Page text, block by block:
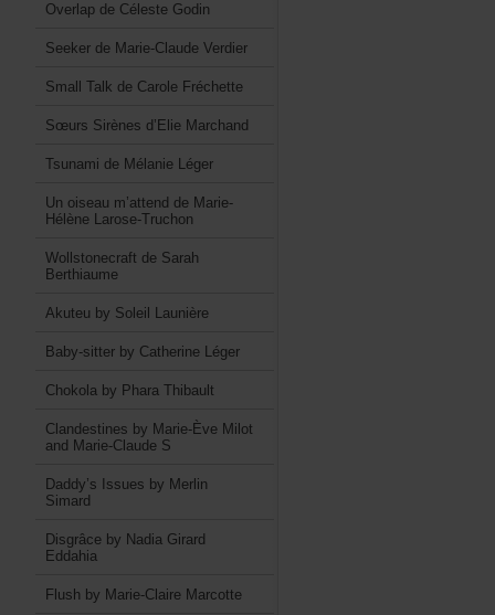
OverlapdeCélesteGodin
SeekerdeMarie-ClaudeVerdier
SmallTalkdeCaroleFréchette
SœursSirènesd’ElieMarchand
TsunamideMélanieLéger
Unoiseaum’attenddeMarie-
HélèneLarose-Truchon
WollstonecraftdeSarah
Berthiaume
AkuteubySoleilLaunière
Baby-sitterbyCatherineLéger
ChokolabyPharaThibault
ClandestinesbyMarie-ÈveMilot
andMarie-ClaudeS
Daddy’sIssuesbyMerlin
Simard
DisgrâcebyNadiaGirard
Eddahia
FlushbyMarie-ClaireMarcotte